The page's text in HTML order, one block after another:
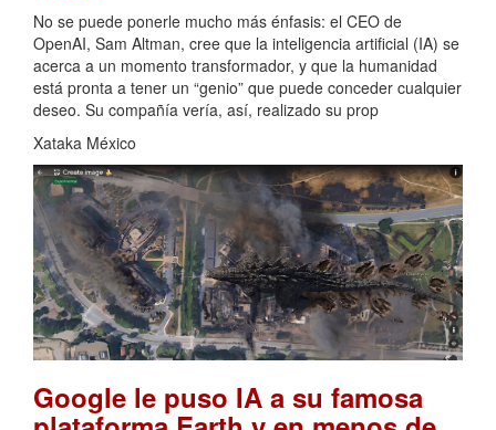
No se puede ponerle mucho más énfasis: el CEO de
OpenAI, Sam Altman, cree que la inteligencia artificial (IA) se
acerca a un momento transformador, y que la humanidad
está pronta a tener un “genio” que puede conceder cualquier
deseo. Su compañía vería, así, realizado su prop
Xataka México
Google le puso IA a su famosa